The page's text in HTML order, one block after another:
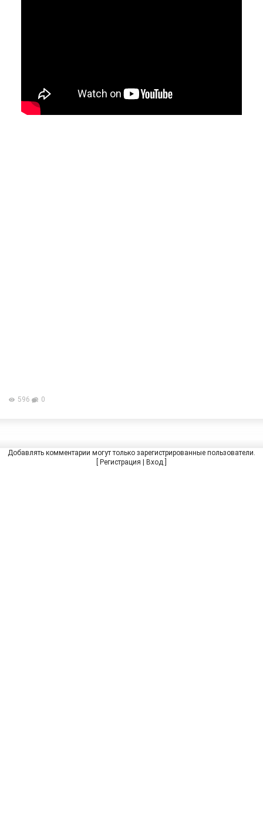
596 0
Добавлять комментарии могут только зарегистрированные пользователи.
Регистрация Вход